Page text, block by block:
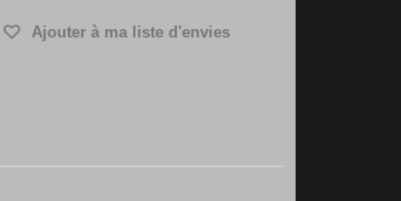
Ajouter à ma liste d'envies